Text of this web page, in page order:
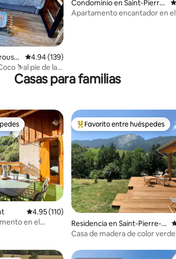
evaluaciones
Calificación promedio: 4.94 de 5; 139
4.94 (139)
⛷al pie de las
Condominio en Saint-Pierre-
de-Chartreuse
Apartamento encantador en
Casas para familias
evaluaciones
entre huéspedes
Calificación promedio: 4.95 de 5; 110
4.95 (110)
en el
De los mejores en Favorito
Favorito entre huéspedes
Residencia en Saint-Pierre-d
e-Chartreuse
Casa de madera de color